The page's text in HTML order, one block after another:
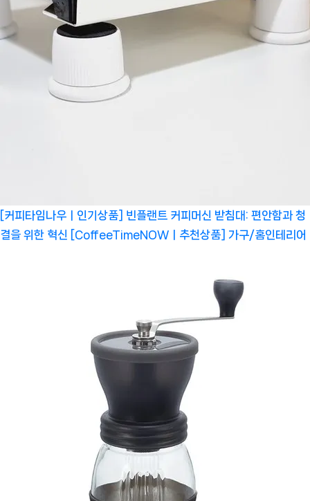
[커피타임나우ㅣ인기상품] 빈플랜트 커피머신 받침대: 편안함과 청
결을 위한 혁신 [CoffeeTimeNOWㅣ추천상품] 가구/홈인테리어